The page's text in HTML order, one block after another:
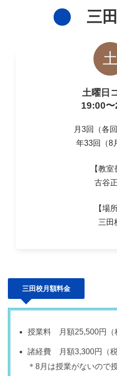
三
土
土曜日
19:00
月3回（各
年33回（8
【教室
古谷
【場
三田
三田校月額料金
授業料 月額25,500円（
諸経費 月額3,300円（税
＊8月は授業がないので